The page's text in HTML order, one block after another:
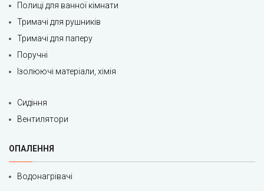
Полиці для ванної кімнати
Тримачі для рушників
Тримачі для паперу
Поручні
Ізолюючі матеріали, хімія
Сидіння
Вентилятори
ОПАЛЕННЯ
Водонагрівачі